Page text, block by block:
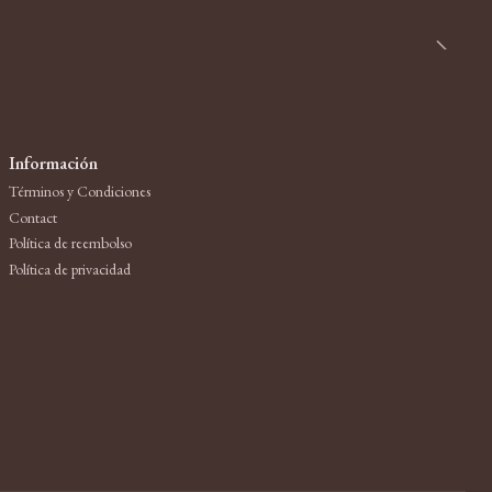
Información
Términos y Condiciones
Contact
Política de reembolso
Política de privacidad